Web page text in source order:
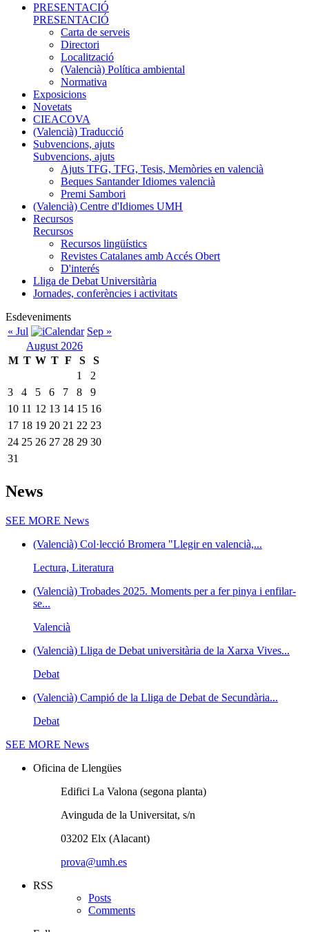
PRESENTACIÓ
PRESENTACIÓ
Carta de serveis
Directori
Localització
(Valencià) Política ambiental
Normativa
Exposicions
Novetats
CIEACOVA
(Valencià) Traducció
Subvencions, ajuts
Subvencions, ajuts
Ajuts TFG, TFG, Tesis, Memòries en valencià
Beques Santander Idiomes valencià
Premi Sambori
(Valencià) Centre d'Idiomes UMH
Recursos
Recursos
Recursos lingüístics
Revistes Catalanes amb Accés Obert
D'interés
Lliga de Debat Universitària
Jornades, conferències i activitats
Esdeveniments
« Jul
Sep »
August 2026
M T W T F S
S
1
2
3
4 5 6 7 8
9
10 11 12 13 14 15 16
17 18 19 20 21 22 23
24 25 26 27 28 29 30
31
News
SEE MORE News
(Valencià) Col·lecció Bromera "Llegir en valencià,...
Lectura, Literatura
(Valencià) Trobades 2025. Moments per a fer pinya i enfilar-
se...
Valencià
(Valencià) Lliga de Debat universitària de la Xarxa Vives...
Debat
(Valencià) Campió de la Lliga de Debat de Secundària...
Debat
SEE MORE News
Oficina de Llengües
Edifici La Valona (segona planta)
Avinguda de la Universitat, s/n
03202 Elx (Alacant)
prova@umh.es
RSS
Posts
Comments